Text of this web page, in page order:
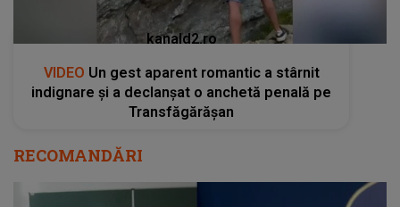
kanald2.ro
VIDEO Un gest aparent romantic a stârnit
indignare și a declanșat o anchetă penală pe
Transfăgărășan
RECOMANDĂRI